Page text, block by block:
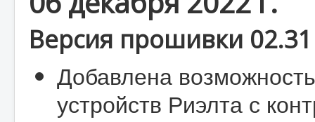
Версия прошивки
Добавлена
устройств Риэлта с